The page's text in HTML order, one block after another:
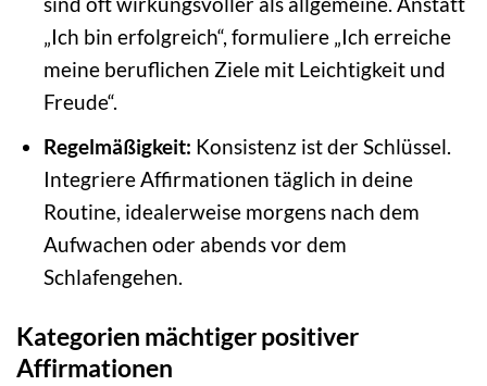
„Ich bin erfolgreich“, formuliere „Ich erreiche
meine beruflichen Ziele mit Leichtigkeit und
Freude“.
Regelmäßigkeit: Konsistenz ist der Schlüssel.
Integriere Affirmationen täglich in deine
Routine, idealerweise morgens nach dem
Aufwachen oder abends vor dem
Schlafengehen.
Kategorien mächtiger positiver
Affirmationen